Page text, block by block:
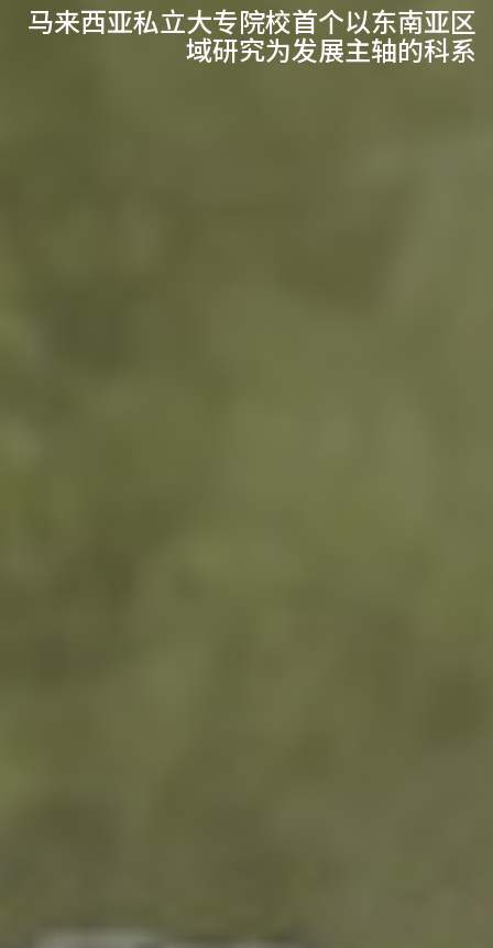
马来西亚私立大专院校首个以东南亚区
域研究为发展主轴的科系